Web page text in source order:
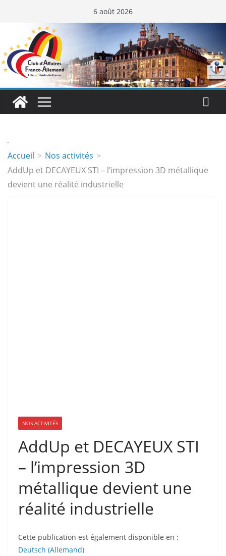
contenu
6 août 2026
-
Accueil
Nos activités
AddUp et DECAYEUX STI – l’impression 3D métallique
devient une réalité industrielle
NOS ACTIVITÉS
AddUp et DECAYEUX STI
– l’impression 3D
métallique devient une
réalité industrielle
Cette publication est également disponible en :
Deutsch (Allemand)